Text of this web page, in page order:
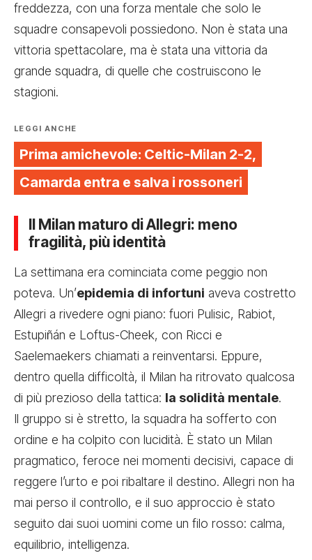
freddezza, con una forza mentale che solo le
squadre consapevoli possiedono. Non è stata una
vittoria spettacolare, ma è stata una vittoria da
grande squadra, di quelle che costruiscono le
stagioni.
LEGGI ANCHE
Prima amichevole: Celtic-Milan 2-2,
Camarda entra e salva i rossoneri
Il Milan maturo di Allegri: meno
fragilità, più identità
La settimana era cominciata come peggio non
poteva. Un’epidemia di infortuni aveva costretto
Allegri a rivedere ogni piano: fuori Pulisic, Rabiot,
Estupiñán e Loftus-Cheek, con Ricci e
Saelemaekers chiamati a reinventarsi. Eppure,
dentro quella difficoltà, il Milan ha ritrovato qualcosa
di più prezioso della tattica: la solidità mentale.
Il gruppo si è stretto, la squadra ha sofferto con
ordine e ha colpito con lucidità. È stato un Milan
pragmatico, feroce nei momenti decisivi, capace di
reggere l’urto e poi ribaltare il destino. Allegri non ha
mai perso il controllo, e il suo approccio è stato
seguito dai suoi uomini come un filo rosso: calma,
equilibrio, intelligenza.